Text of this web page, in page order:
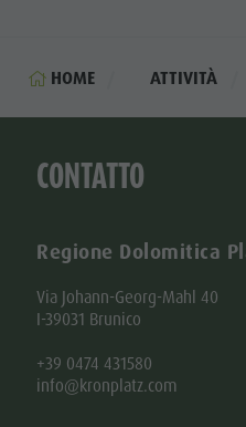
HOME ATTIVITÀ
CONTATTO
Regione Dolomitica
Via Johann-Georg-Mahl 40
I-39031 Brunico
+39 0474 431580
info@kronplatz.com